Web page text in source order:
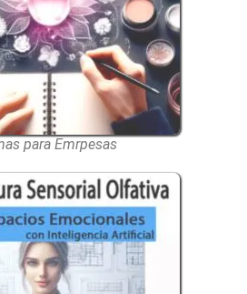
para Emrpesas